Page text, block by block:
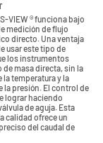
VIEW ® funciona bajo
medición de flujo
directo. Una ventaja
usar este tipo de
los instrumentos
de masa directa, sin la
la temperatura y la
la presión. El control de
lograr haciendo
de aguja. Esta
calidad ofrece un
del caudal de